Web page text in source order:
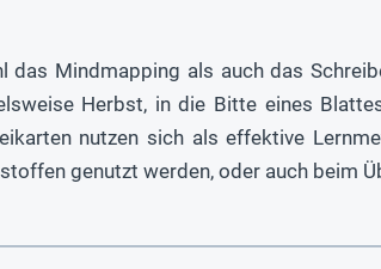
Mindmapping als auch das
Herbst, in die Bitte eines
nutzen sich als effektive
genutzt werden, oder auch beim